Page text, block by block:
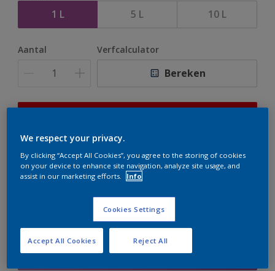
1 L 5 L 10 L
Aantal Verfcalculator
Bereken
er hard aan om de voorraad aan te vullen.
Boodschappenlijst
Vind een winkel
We respect your privacy.
By clicking “Accept All Cookies”, you agree to the storing of cookies
on your device to enhance site navigation, analyze site usage, and
assist in our marketing efforts.
Info
Cookies Settings
Reject All
Accept All Cookies